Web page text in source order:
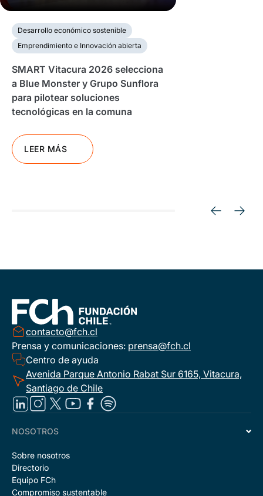
Desarrollo económico sostenible
Emprendimiento e Innovación abierta
SMART Vitacura 2026 selecciona
a Blue Monster y Grupo Sunflora
para pilotear soluciones
tecnológicas en la comuna
LEER MÁS
contacto@fch.cl
Prensa y comunicaciones: prensa@fch.cl
Centro de ayuda
Avenida Parque Antonio Rabat Sur 6165, Vitacura,
Santiago de Chile
NOSOTROS
Sobre nosotros
Directorio
Equipo FCh
Compromiso sustentable